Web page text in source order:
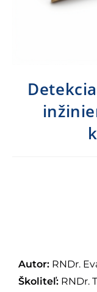
Autor: RNDr.
Školiteľ: RNDr.